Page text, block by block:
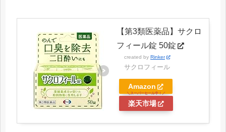
【第3類医薬品】サクロ
フィール錠 50錠
created by Rinker
サクロフィール
Amazon
楽天市場